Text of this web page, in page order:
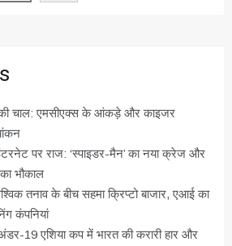
की चाल: एमसीएक्स के आंकड़े और काइजर
पर राज: ‘स्पाइडर-मैन’ का नया क्रेज और
भौकाल
तनाव के बीच सहमा क्रिप्टो बाजार, एआई का
कंपनियां
19 एशिया कप में भारत की करारी हार और